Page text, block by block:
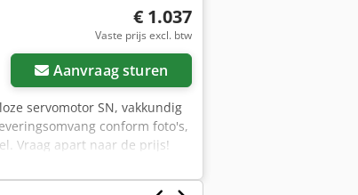
€ 1.037
Vaste prijs excl. btw
Aanvraag sturen
servomotor SN, vakkundig
conform foto's,
Vraag apart naar de prijs!